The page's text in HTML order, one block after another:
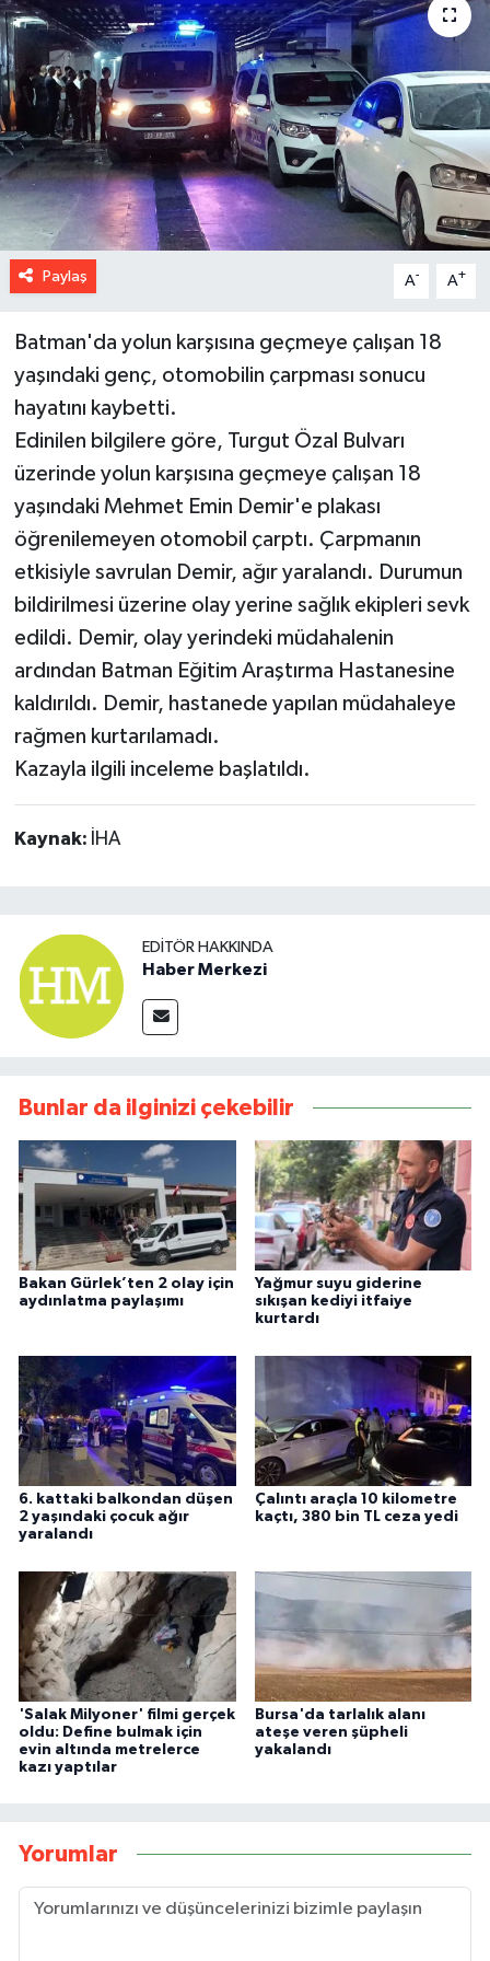
Paylaş A- A+
Batman'da yolun karşısına geçmeye çalışan 18
yaşındaki genç, otomobilin çarpması sonucu
hayatını kaybetti.
Edinilen bilgilere göre, Turgut Özal Bulvarı
üzerinde yolun karşısına geçmeye çalışan 18
yaşındaki Mehmet Emin Demir'e plakası
öğrenilemeyen otomobil çarptı. Çarpmanın
etkisiyle savrulan Demir, ağır yaralandı. Durumun
bildirilmesi üzerine olay yerine sağlık ekipleri sevk
edildi. Demir, olay yerindeki müdahalenin
ardından Batman Eğitim Araştırma Hastanesine
kaldırıldı. Demir, hastanede yapılan müdahaleye
rağmen kurtarılamadı.
Kazayla ilgili inceleme başlatıldı.
Kaynak: İHA
EDITÖR HAKKINDA
Haber Merkezi
Bunlar da ilginizi çekebilir
Bakan Gürlek’ten 2 olay için
aydınlatma paylaşımı
Yağmur suyu giderine
sıkışan kediyi itfaiye
kurtardı
6. kattaki balkondan düşen
2 yaşındaki çocuk ağır
yaralandı
Çalıntı araçla 10 kilometre
kaçtı, 380 bin TL ceza yedi
'Salak Milyoner' filmi gerçek
oldu: Define bulmak için
evin altında metrelerce
kazı yaptılar
Bursa'da tarlalık alanı
ateşe veren şüpheli
yakalandı
Yorumlar